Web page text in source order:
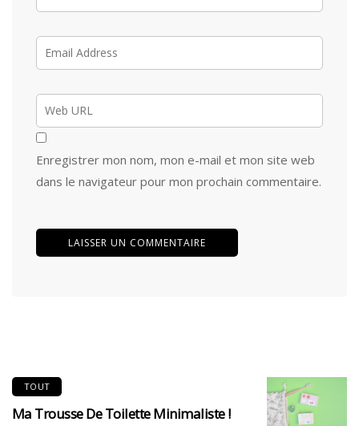
Enregistrer mon nom, mon e-mail et mon site web
dans le navigateur pour mon prochain commentaire.
TOUT
Ma Trousse De Toilette Minimaliste !